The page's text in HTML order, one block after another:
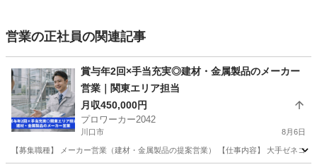
営業の正社員の関連記事
賞与年2回×手当充実◎建材・金属製品のメーカー
営業｜関東エリア担当
月収450,000円
プロワーカー2042
川口市 8月6日
【募集職種】 メーカー営業（建材・金属製品の提案営業） 【仕事内容】 大手ゼネコ